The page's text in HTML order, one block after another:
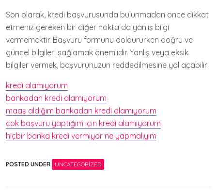
Son olarak, kredi başvurusunda bulunmadan önce dikkat
etmeniz gereken bir diğer nokta da yanlış bilgi
vermemektir. Başvuru formunu doldururken doğru ve
güncel bilgileri sağlamak önemlidir. Yanlış veya eksik
bilgiler vermek, başvurunuzun reddedilmesine yol açabilir.
kredi alamıyorum
bankadan kredi alamıyorum
maaş aldığım bankadan kredi alamıyorum
çok başvuru yaptığım için kredi alamıyorum
hiçbir banka kredi vermiyor ne yapmalıyım
POSTED UNDER UNCATEGORIZED